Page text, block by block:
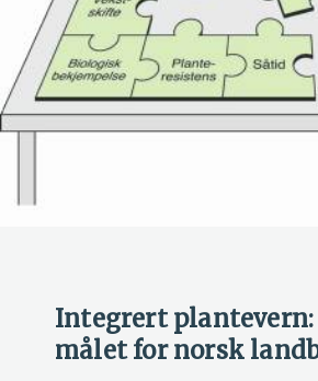
Integrert plantevern:
målet for norsk